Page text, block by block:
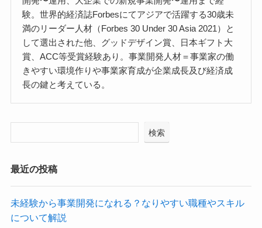
験。世界的経済誌Forbesにてアジアで活躍する30歳未
満のリーダー人材（Forbes 30 Under 30 Asia 2021）と
して選出された他、グッドデザイン賞、日本ギフト大
賞、ACC等受賞経験あり。事業開発人材＝事業家の働
きやすい環境作りや事業家育成が企業成長及び経済成
長の鍵と考えている。
検索
最近の投稿
未経験から事業開発になれる？なりやすい職種やスキル
について解説